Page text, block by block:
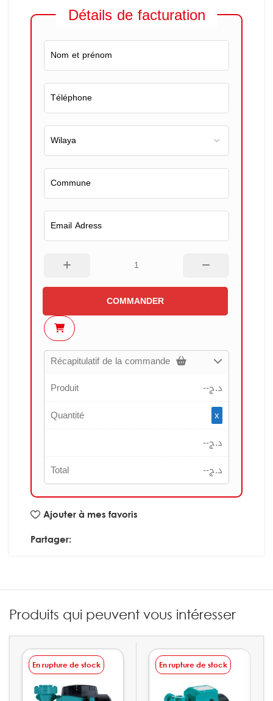
Détails de facturation
COMMANDER
Récapitulatif de la commande
Produit
--د.ج
Quantité
x
--د.ج
Total
--د.ج
Ajouter à mes favoris
Partager:
Produits qui peuvent vous intéresser
En rupture de stock En rupture de stock